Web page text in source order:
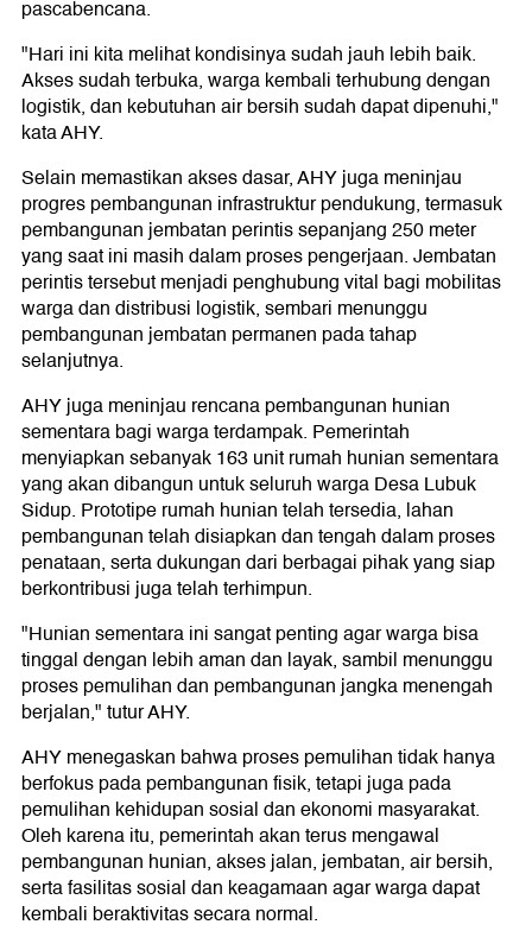
pascabencana.
"Hari ini kita melihat kondisinya sudah jauh lebih baik.
Akses sudah terbuka, warga kembali terhubung dengan
logistik, dan kebutuhan air bersih sudah dapat dipenuhi,"
kata AHY.
Selain memastikan akses dasar, AHY juga meninjau
progres pembangunan infrastruktur pendukung, termasuk
pembangunan jembatan perintis sepanjang 250 meter
yang saat ini masih dalam proses pengerjaan. Jembatan
perintis tersebut menjadi penghubung vital bagi mobilitas
warga dan distribusi logistik, sembari menunggu
pembangunan jembatan permanen pada tahap
selanjutnya.
AHY juga meninjau rencana pembangunan hunian
sementara bagi warga terdampak. Pemerintah
menyiapkan sebanyak 163 unit rumah hunian sementara
yang akan dibangun untuk seluruh warga Desa Lubuk
Sidup. Prototipe rumah hunian telah tersedia, lahan
pembangunan telah disiapkan dan tengah dalam proses
penataan, serta dukungan dari berbagai pihak yang siap
berkontribusi juga telah terhimpun.
"Hunian sementara ini sangat penting agar warga bisa
tinggal dengan lebih aman dan layak, sambil menunggu
proses pemulihan dan pembangunan jangka menengah
berjalan," tutur AHY.
AHY menegaskan bahwa proses pemulihan tidak hanya
berfokus pada pembangunan fisik, tetapi juga pada
pemulihan kehidupan sosial dan ekonomi masyarakat.
Oleh karena itu, pemerintah akan terus mengawal
pembangunan hunian, akses jalan, jembatan, air bersih,
serta fasilitas sosial dan keagamaan agar warga dapat
kembali beraktivitas secara normal.